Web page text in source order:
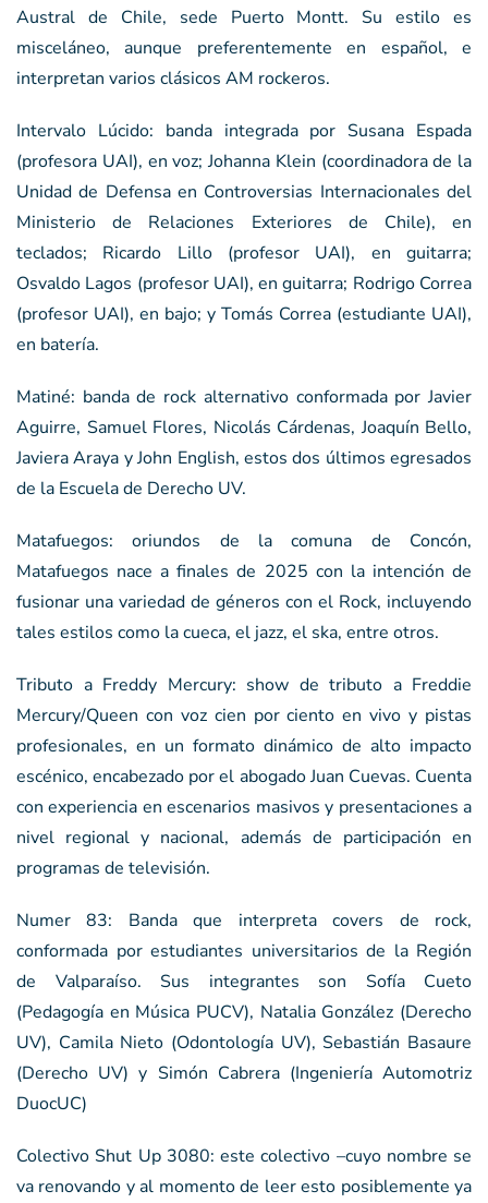
Austral de Chile, sede Puerto Montt. Su estilo es
misceláneo, aunque preferentemente en español, e
interpretan varios clásicos AM rockeros.
Intervalo Lúcido: banda integrada por Susana Espada
(profesora UAI), en voz; Johanna Klein (coordinadora de la
Unidad de Defensa en Controversias Internacionales del
Ministerio de Relaciones Exteriores de Chile), en
teclados; Ricardo Lillo (profesor UAI), en guitarra;
Osvaldo Lagos (profesor UAI), en guitarra; Rodrigo Correa
(profesor UAI), en bajo; y Tomás Correa (estudiante UAI),
en batería.
Matiné: banda de rock alternativo conformada por Javier
Aguirre, Samuel Flores, Nicolás Cárdenas, Joaquín Bello,
Javiera Araya y John English, estos dos últimos egresados
de la Escuela de Derecho UV.
Matafuegos: oriundos de la comuna de Concón,
Matafuegos nace a finales de 2025 con la intención de
fusionar una variedad de géneros con el Rock, incluyendo
tales estilos como la cueca, el jazz, el ska, entre otros.
Tributo a Freddy Mercury: show de tributo a Freddie
Mercury/Queen con voz cien por ciento en vivo y pistas
profesionales, en un formato dinámico de alto impacto
escénico, encabezado por el abogado Juan Cuevas. Cuenta
con experiencia en escenarios masivos y presentaciones a
nivel regional y nacional, además de participación en
programas de televisión.
Numer 83: Banda que interpreta covers de rock,
conformada por estudiantes universitarios de la Región
de Valparaíso. Sus integrantes son Sofía Cueto
(Pedagogía en Música PUCV), Natalia González (Derecho
UV), Camila Nieto (Odontología UV), Sebastián Basaure
(Derecho UV) y Simón Cabrera (Ingeniería Automotriz
DuocUC)
Colectivo Shut Up 3080: este colectivo –cuyo nombre se
va renovando y al momento de leer esto posiblemente ya